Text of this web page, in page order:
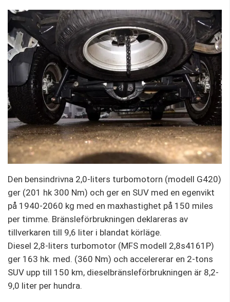
Den bensindrivna 2,0-liters turbomotorn (modell G420)
ger (201 hk 300 Nm) och ger en SUV med en egenvikt
på 1940-2060 kg med en maxhastighet på 150 miles
per timme. Bränsleförbrukningen deklareras av
tillverkaren till 9,6 liter i blandat körläge.
Diesel 2,8-liters turbomotor (MFS modell 2,8s4161P)
ger 163 hk. med. (360 Nm) och accelererar en 2-tons
SUV upp till 150 km, dieselbränsleförbrukningen är 8,2-
9,0 liter per hundra.